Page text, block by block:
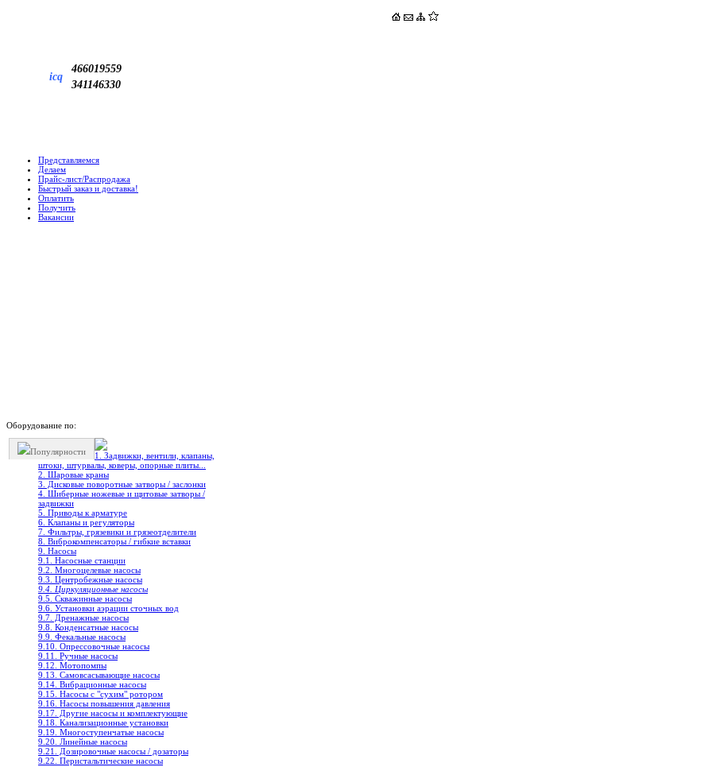
icq
466019559
341146330
Представляемся
Делаем
Прайс-лист/Распродажа
Быстрый заказ и доставка!
Оплатить
Получить
Вакансии
Оборудование по:
Популярности
1. Задвижки, вентили, клапаны,
штоки, штурвалы, коверы, опорные плиты...
2. Шаровые краны
3. Дисковые поворотные затворы / заслонки
4. Шиберные ножевые и щитовые затворы /
задвижки
5. Приводы к арматуре
6. Клапаны и регуляторы
7. Фильтры, грязевики и грязеотделители
8. Виброкомпенсаторы / гибкие вставки
9. Насосы
9.1. Насосные станции
9.2. Многоцелевые насосы
9.3. Центробежные насосы
9.4. Циркуляционные насосы
9.5. Скважинные насосы
9.6. Установки аэрации сточных вод
9.7. Дренажные насосы
9.8. Конденсатные насосы
9.9. Фекальные насосы
9.10. Опрессовочные насосы
9.11. Ручные насосы
9.12. Мотопомпы
9.13. Самовсасывающие насосы
9.14. Вибрационные насосы
9.15. Насосы с "сухим" ротором
9.16. Насосы повышения давления
9.17. Другие насосы и комплектующие
9.18. Канализационные установки
9.19. Многоступенчатые насосы
9.20. Линейные насосы
9.21. Дозировочные насосы / дозаторы
9.22. Перистальтические насосы